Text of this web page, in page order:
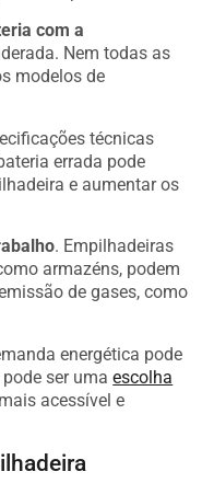
com a
Nem todas as
modelos de
técnicas
errada pode
e aumentar os
. Empilhadeiras
armazéns, podem
de gases, como
energética pode
pode ser umaescolha
acessível e